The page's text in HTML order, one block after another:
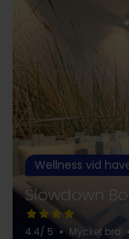
Wellness vid
Slowdown
4.4/ 5 Mycket bra